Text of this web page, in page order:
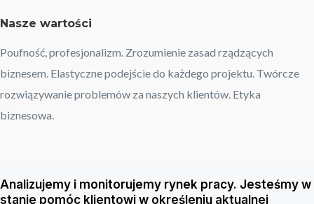
Nasze wartości
Poufność, profesjonalizm. Zrozumienie zasad rządzących
biznesem. Elastyczne podejście do każdego projektu. Twórcze
rozwiązywanie problemów za naszych klientów. Etyka
biznesowa.
Analizujemy i monitorujemy rynek pracy. Jesteśmy w
stanie pomóc klientowi w określeniu aktualnej